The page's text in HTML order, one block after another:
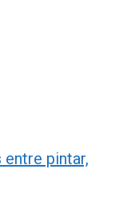
entre pintar,